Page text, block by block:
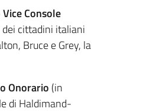
Console
cittadini italiani
Bruce e Grey, la
Onorario (in
di Haldimand-